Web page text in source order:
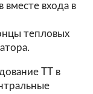
вместе входа в
тепловых
ТТ в